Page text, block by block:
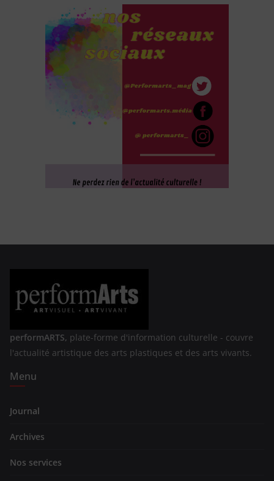
performARTS, plate-forme d'information culturelle - couvre
l'actualité artistique des arts plastiques et des arts vivants.
Menu
Journal
Archives
Nos services